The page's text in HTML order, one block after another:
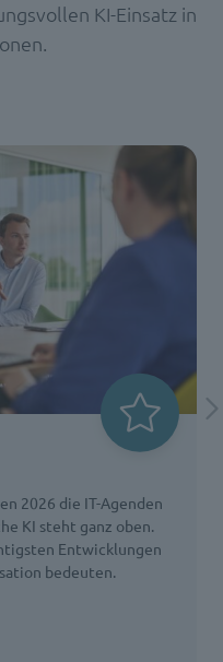
KI-Einsatz in
2026 die IT-Agenden
KI steht ganz oben.
Entwicklungen
bedeuten.